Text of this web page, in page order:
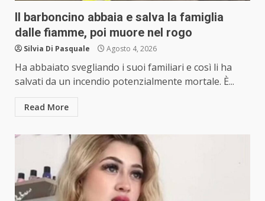
Il barboncino abbaia e salva la famiglia
dalle fiamme, poi muore nel rogo
Silvia Di Pasquale Agosto 4, 2026
Ha abbaiato svegliando i suoi familiari e così li ha
salvati da un incendio potenzialmente mortale. È...
Read More